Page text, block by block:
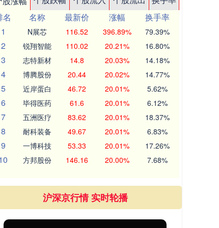
名
名称 最新价 涨幅
换手率
1
N展芯 116.52 396.89% 79.39%
2 锐翔智能 110.02 20.21% 16.80%
3 志特新材 14.8 20.03% 14.18%
4 博腾股份 20.44 20.02% 14.77%
5 近岸蛋白 46.72 20.01% 5.62%
6 毕得医药 61.6 20.01% 6.12%
7 五洲医疗 83.62 20.01% 18.37%
8 耐科装备 49.67 20.01% 6.83%
9 一博科技 53.33 20.01% 17.26%
方邦股份 146.16 20.00% 7.68%
沪深京行情 实时轮播